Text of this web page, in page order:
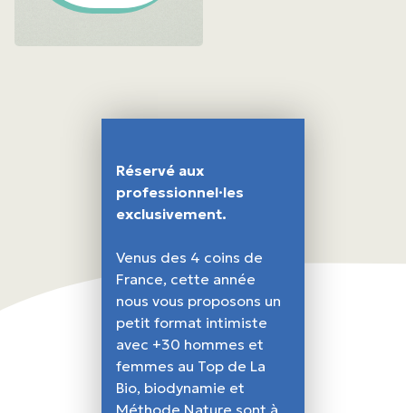
Réservé aux
professionnel·les
exclusivement.
Venus des 4 coins de
France, cette année
nous vous proposons un
petit format intimiste
avec +30 hommes et
femmes au Top de La
Bio, biodynamie et
Méthode Nature sont à